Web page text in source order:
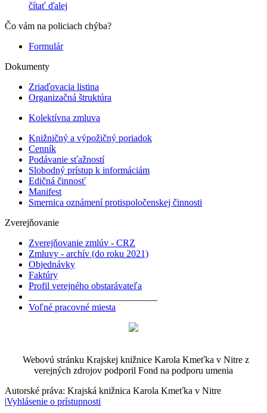
čítať ďalej
Čo vám na policiach chýba?
Formulár
Dokumenty
Zriaďovacia listina
Organizačná štruktúra
Kolektívna zmluva
Knižničný a výpožičný poriadok
Cenník
Podávanie sťažností
Slobodný prístup k informáciám
Edičná činnosť
Manifest
Smernica oznámení protispoločenskej činnosti
Zverejňovanie
Zverejňovanie zmlúv - CRZ
Zmluvy - archív (do roku 2021)
Objednávky
Faktúry
Profil verejného obstarávateľa
Voľné pracovné miesta
Webovú stránku Krajskej knižnice Karola Kmeťka v Nitre z
verejných zdrojov podporil Fond na podporu umenia
Autorské práva: Krajská knižnica Karola Kmeťka v Nitre
|Vyhlásenie o prístupnosti